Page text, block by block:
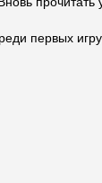
первых